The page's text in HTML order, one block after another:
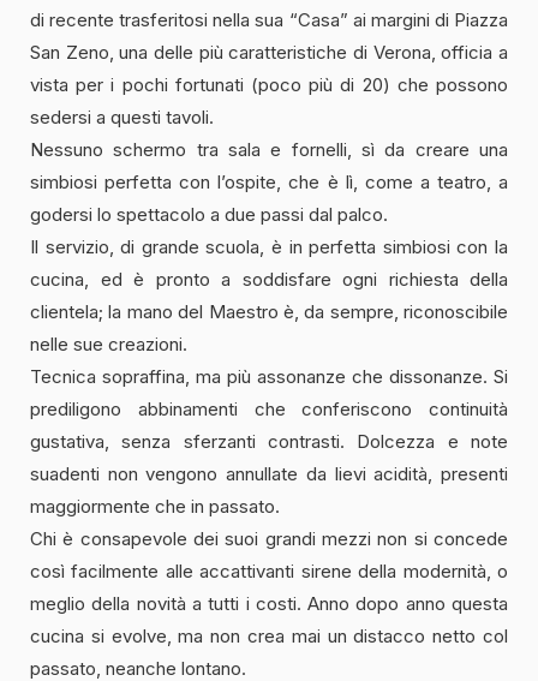
di recente trasferitosi nella sua “Casa” ai margini di Piazza
San Zeno, una delle più caratteristiche di Verona, officia a
vista per i pochi fortunati (poco più di 20) che possono
sedersi a questi tavoli.
Nessuno schermo tra sala e fornelli, sì da creare una
simbiosi perfetta con l’ospite, che è lì, come a teatro, a
godersi lo spettacolo a due passi dal palco.
Il servizio, di grande scuola, è in perfetta simbiosi con la
cucina, ed è pronto a soddisfare ogni richiesta della
clientela; la mano del Maestro è, da sempre, riconoscibile
nelle sue creazioni.
Tecnica sopraffina, ma più assonanze che dissonanze. Si
prediligono abbinamenti che conferiscono continuità
gustativa, senza sferzanti contrasti. Dolcezza e note
suadenti non vengono annullate da lievi acidità, presenti
maggiormente che in passato.
Chi è consapevole dei suoi grandi mezzi non si concede
così facilmente alle accattivanti sirene della modernità, o
meglio della novità a tutti i costi. Anno dopo anno questa
cucina si evolve, ma non crea mai un distacco netto col
passato, neanche lontano.